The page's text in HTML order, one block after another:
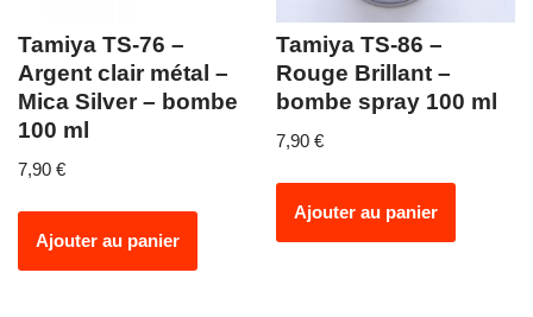
Tamiya TS-76 –
Argent clair métal –
Mica Silver – bombe
100 ml
7,90 €
Ajouter au panier
Tamiya TS-86 –
Rouge Brillant –
bombe spray 100 ml
7,90€
Ajouter au panier